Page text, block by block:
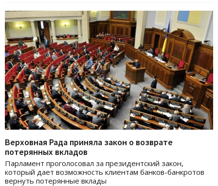
Верховная Рада приняла закон о возврате
потерянных вкладов
Парламент проголосовал за президентский закон,
который дает возможность клиентам банков-банкротов
вернуть потерянные вклады